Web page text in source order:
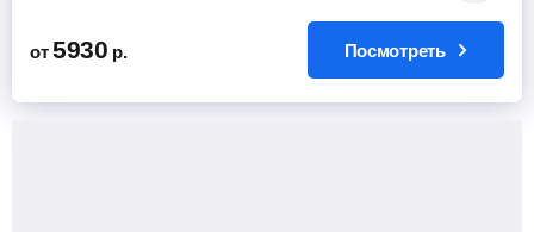
от5930 р. Посмотреть